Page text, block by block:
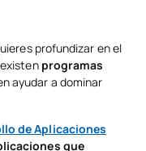
profundizar en el
programas
ayudar a dominar
de Aplicaciones
que